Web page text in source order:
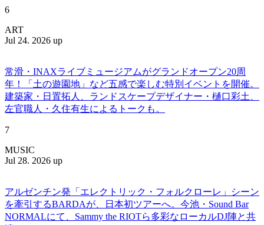
6
ART
Jul 24. 2026 up
常滑・INAXライブミュージアムがグランドオープン20周
年！「土の遊園地」など五感で楽しむ特別イベントを開催。
建築家・日置拓人、ランドスケープデザイナー・樋口彩土、
左官職人・久住有生によるトークも。
7
MUSIC
Jul 28. 2026 up
アルゼンチン発「エレクトリック・フォルクローレ」シーン
を牽引するBARDAが、日本初ツアーへ。今池・Sound Bar
NORMALにて、Sammy the RIOTら多彩なローカルDJ陣と共